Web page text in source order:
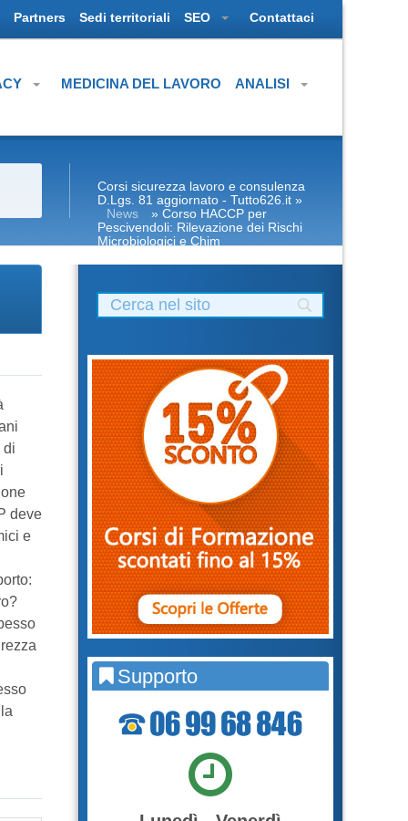
Partners Sedi territoriali SEO Contattaci
MEDICINA DEL LAVORO ANALISI
Corsi sicurezza lavoro e consulenza
D.Lgs. 81 aggiornato - Tutto626.it »
News
» Corso HACCP per
Pescivendoli: Rilevazione dei Rischi
Microbiologici e Chim
di
deve
e
Supporto